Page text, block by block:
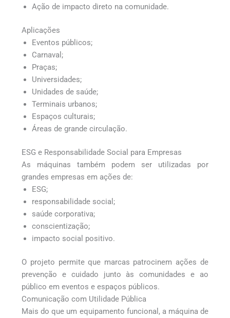
Ação de impacto direto na comunidade.
Aplicações
Eventos públicos;
Carnaval;
Praças;
Universidades;
Unidades de saúde;
Terminais urbanos;
Espaços culturais;
Áreas de grande circulação.
ESG e Responsabilidade Social para Empresas
As máquinas também podem ser utilizadas por
grandes empresas em ações de:
ESG;
responsabilidade social;
saúde corporativa;
conscientização;
impacto social positivo.
O projeto permite que marcas patrocinem ações de
prevenção e cuidado junto às comunidades e ao
público em eventos e espaços públicos.
Comunicação com Utilidade Pública
Mais do que um equipamento funcional, a máquina de